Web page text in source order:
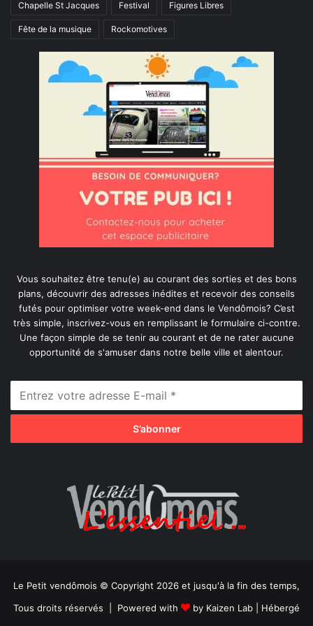
Chapelle St Jacques Festival Figures Libres
Fête de la musique Rockomotives
Vous souhaitez être tenu(e) au courant des sorties et des bons
plans, découvrir des adresses inédites et recevoir des conseils
futés pour optimiser votre week-end dans le Vendômois? C’est
très simple, inscrivez-vous en remplissant le formulaire ci-contre.
Une façon simple de se tenir au courant et de ne rater aucune
opportunité de s'amuser dans notre belle ville et alentour.
Le Petit vendômois © Copyright 2026 et jusqu'à la fin des temps,
Tous droits réservés | Powered with
by Kaizen Lab | Hébergé